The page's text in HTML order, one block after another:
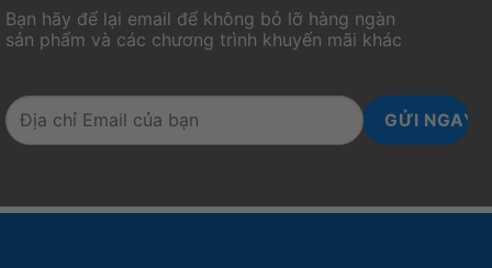
Bạn hãy để lại email để không bỏ lỡ hàng ngàn
sản phẩm và các chương trình khuyến mãi khác